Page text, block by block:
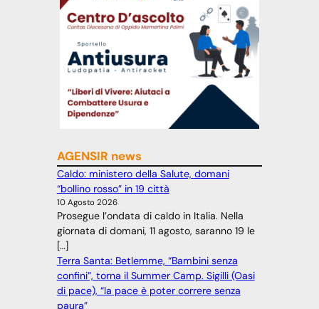
AGENSIR news
Caldo: ministero della Salute, domani
“bollino rosso” in 19 città
10 Agosto 2026
Prosegue l’ondata di caldo in Italia. Nella
giornata di domani, 11 agosto, saranno 19 le
[…]
Terra Santa: Betlemme, “Bambini senza
confini”, torna il Summer Camp. Sigilli (Oasi
di pace), “la pace è poter correre senza
paura”